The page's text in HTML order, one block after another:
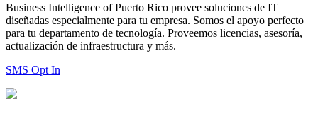
Business Intelligence of Puerto Rico provee soluciones de IT
diseñadas especialmente para tu empresa. Somos el apoyo perfecto
para tu departamento de tecnología. Proveemos licencias, asesoría,
actualización de infraestructura y más.
SMS Opt In